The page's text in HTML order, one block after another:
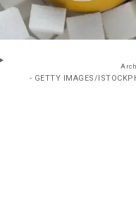
- GETTY IMAGES/